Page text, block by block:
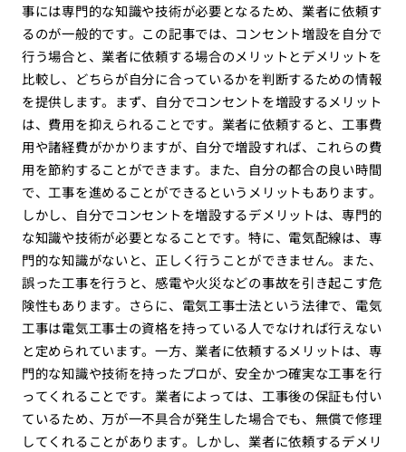
事には専門的な知識や技術が必要となるため、業者に依頼す
るのが一般的です。この記事では、コンセント増設を自分で
行う場合と、業者に依頼する場合のメリットとデメリットを
比較し、どちらが自分に合っているかを判断するための情報
を提供します。まず、自分でコンセントを増設するメリット
は、費用を抑えられることです。業者に依頼すると、工事費
用や諸経費がかかりますが、自分で増設すれば、これらの費
用を節約することができます。また、自分の都合の良い時間
で、工事を進めることができるというメリットもあります。
しかし、自分でコンセントを増設するデメリットは、専門的
な知識や技術が必要となることです。特に、電気配線は、専
門的な知識がないと、正しく行うことができません。また、
誤った工事を行うと、感電や火災などの事故を引き起こす危
険性もあります。さらに、電気工事士法という法律で、電気
工事は電気工事士の資格を持っている人でなければ行えない
と定められています。一方、業者に依頼するメリットは、専
門的な知識や技術を持ったプロが、安全かつ確実な工事を行
ってくれることです。業者によっては、工事後の保証も付い
ているため、万が一不具合が発生した場合でも、無償で修理
してくれることがあります。しかし、業者に依頼するデメリ